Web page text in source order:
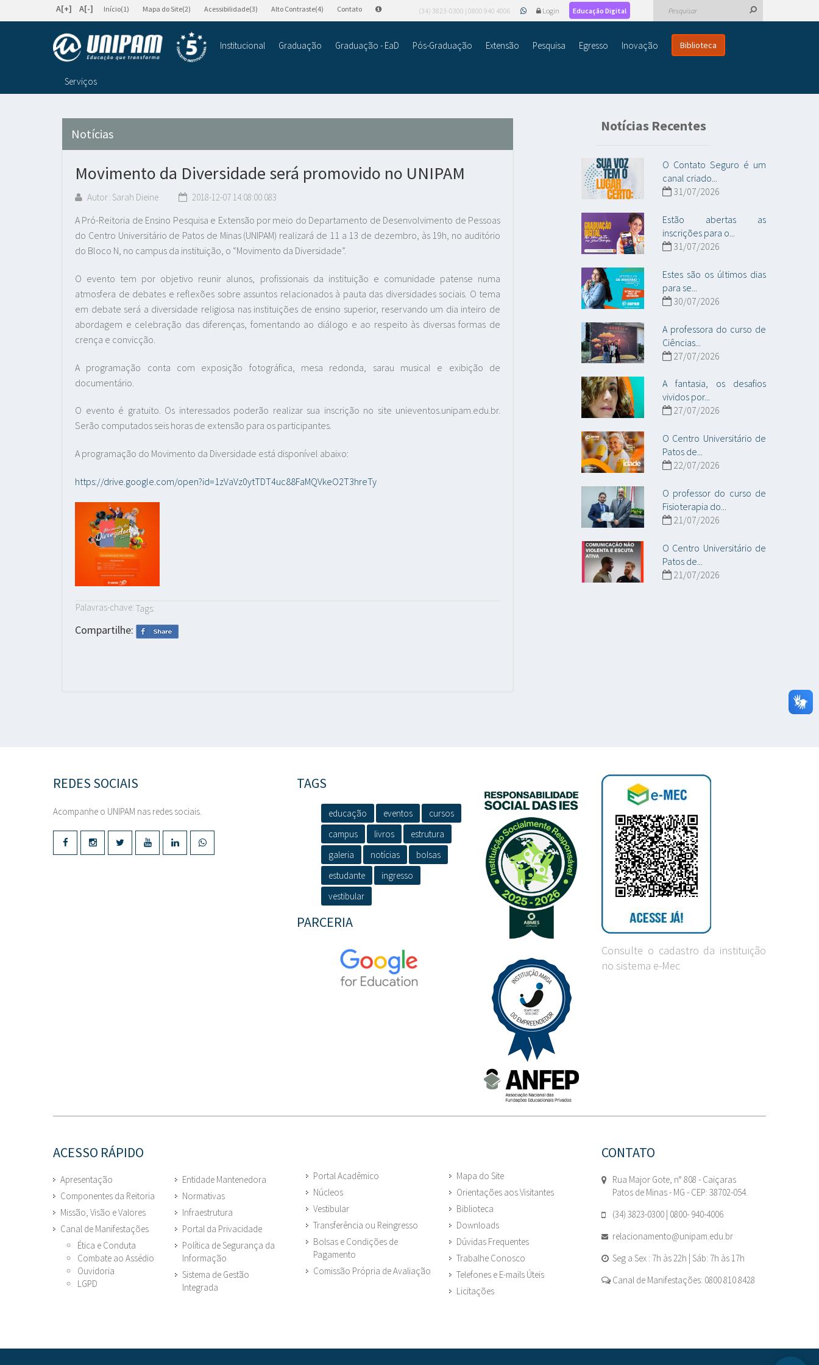
A[+] A[-] Início(1) Mapa do Site(2) Acessibilidade(3) Alto Contraste(4) Contato (34) 3823-0300 | 0800 940 4006 Login Educação Digital
Institucional Graduação Graduação - EaD Pós-Graduação Extensão Pesquisa Egresso Inovação Biblioteca
Serviços
Notícias
Movimento da Diversidade será promovido no UNIPAM
Autor: Sarah Dieine 2018-12-07 14:08:00.083
A Pró-Reitoria de Ensino Pesquisa e Extensão por meio do Departamento de Desenvolvimento de Pessoas
do Centro Universitário de Patos de Minas (UNIPAM) realizará de 11 a 13 de dezembro, às 19h, no auditório
do Bloco N, no campus da instituição, o “Movimento da Diversidade”.
O evento tem por objetivo reunir alunos, profissionais da instituição e comunidade patense numa
atmosfera de debates e reflexões sobre assuntos relacionados à pauta das diversidades sociais. O tema
em debate será a diversidade religiosa nas instituições de ensino superior, reservando um dia inteiro de
abordagem e celebração das diferenças, fomentando ao diálogo e ao respeito às diversas formas de
crença e convicção.
A programação conta com exposição fotográfica, mesa redonda, sarau musical e exibição de
documentário.
O evento é gratuito. Os interessados poderão realizar sua inscrição no site unieventos.unipam.edu.br.
Serão computados seis horas de extensão para os participantes.
A programação do Movimento da Diversidade está disponível abaixo:
https://drive.google.com/open?id=1zVaVz0ytTDT4uc88FaMQVkeO2T3hreTy
Palavras-chave: Tags:
Compartilhe:
Notícias Recentes
O Contato Seguro é um
canal criado...
31/07/2026
Estão abertas as
inscrições para o...
31/07/2026
Estes são os últimos dias
para se...
30/07/2026
A professora do curso de
Ciências...
27/07/2026
A fantasia, os desafios
vividos por...
27/07/2026
O Centro Universitário de
Patos de...
22/07/2026
O professor do curso de
Fisioterapia do...
21/07/2026
O Centro Universitário de
Patos de...
21/07/2026
REDES SOCIAIS
Acompanhe o UNIPAM nas redes sociais.
TAGS
educação eventos
cursos
campus
livros
estrutura
galeria
notícias
bolsas
estudante
ingresso
vestibular
PARCERIA
Consulte o cadastro da instituição
no sistema e-Mec
ACESSO RÁPIDO
Apresentação
Componentes da Reitoria
Missão, Visão e Valores
Canal de Manifestações
Ética e Conduta
Combate ao Assédio
Ouvidoria
LGPD
Entidade Mantenedora
Normativas
Infraestrutura
Portal da Privacidade
Política de Segurança da
Informação
Sistema de Gestão
Integrada
Portal Acadêmico
Núcleos
Vestibular
Transferência ou Reingresso
Bolsas e Condições de
Pagamento
Comissão Própria de Avaliação
Mapa do Site
Orientações aos Visitantes
Biblioteca
Downloads
Dúvidas Frequentes
Trabalhe Conosco
Telefones e E-mails Úteis
Licitações
CONTATO
Rua Major Gote, n° 808 - Caiçaras
Patos de Minas - MG - CEP: 38702-054.
(34) 3823-0300 | 0800- 940-4006
relacionamento@unipam.edu.br
Seg a Sex : 7h às 22h | Sáb: 7h às 17h
Canal de Manifestações: 0800 810 8428